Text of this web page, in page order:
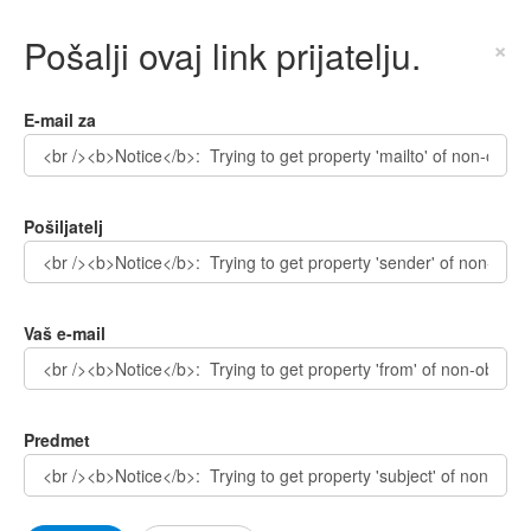
Pošalji ovaj link prijatelju. ×
E-mail za
Pošiljatelj
Vaš e-mail
Predmet